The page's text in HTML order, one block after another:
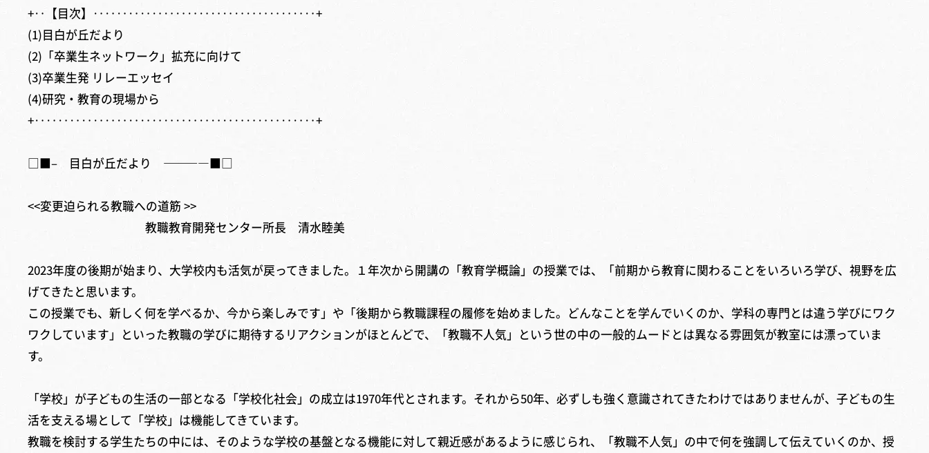
+‥【目次】‥‥‥‥‥‥‥‥‥‥‥‥‥‥‥‥‥‥‥+
(1)目白が丘だより
(2)「卒業生ネットワーク」拡充に向けて
(3)卒業生発 リレーエッセイ
(4)研究・教育の現場から
+‥‥‥‥‥‥‥‥‥‥‥‥‥‥‥‥‥‥‥‥‥‥‥‥+
□■– 目白が丘だより ————■□
<<変更迫られる教職への道筋 >>
教職教育開発センター所長 清水睦美
2023年度の後期が始まり、大学校内も活気が戻ってきました。１年次から開講の「教育学概論」の授業では、「前期から教育に関わることをいろいろ学び、視野を広
げてきたと思います。
この授業でも、新しく何を学べるか、今から楽しみです」や「後期から教職課程の履修を始めました。どんなことを学んでいくのか、学科の専門とは違う学びにワク
ワクしています」といった教職の学びに期待するリアクションがほとんどで、「教職不人気」という世の中の一般的ムードとは異なる雰囲気が教室には漂っていま
す。
「学校」が子どもの生活の一部となる「学校化社会」の成立は1970年代とされます。それから50年、必ずしも強く意識されてきたわけではありませんが、子どもの生
活を支える場として「学校」は機能してきています。
教職を検討する学生たちの中には、そのような学校の基盤となる機能に対して親近感があるように感じられ、「教職不人気」の中で何を強調して伝えていくのか、授